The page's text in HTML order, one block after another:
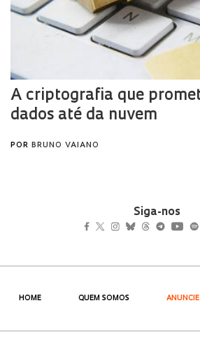
Siga-nos
HOME QUEM SOMOS ANUNCIE